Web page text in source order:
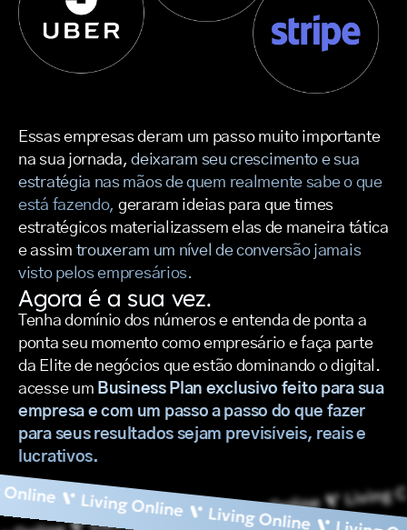
Essas empresas deram um passo muito importante
na sua jornada,deixaram seu crescimento e sua
estratégia nas mãos de quem realmente sabe o que
está fazendo, geraram ideias para que times
estratégicos materializassem elas de maneira tática
e assim trouxeram um nível de conversão jamais
visto pelos empresários.
Agora é a sua vez.
Tenha domínio dos números e entenda de ponta a
ponta seu momento como empresário e faça parte
da Elite de negócios que estão dominando o digital.
acesse um Business Plan exclusivo feito para sua
empresa e com um passo a passo do que fazer
para seus resultados sejam previsíveis, reais e
lucrativos.
Living Online Living Online
Living Online Living